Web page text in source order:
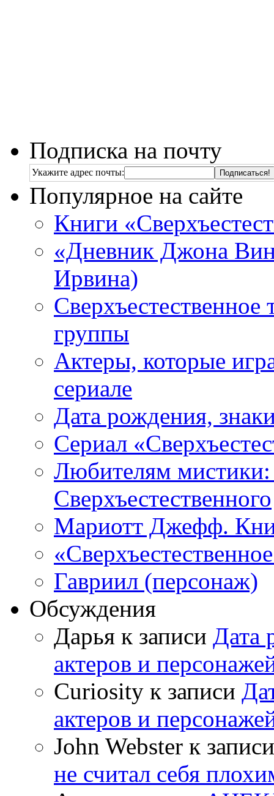
Подписка на почту
Укажите адрес почты:
Популярное на сайте
Книги
«Дневник Джона
Ирвина)
Сверхъестественное
группы
Актеры, которые
сериале
Дата рождения,
Сериал
Любителям
Сверхъестественного
Мариотт Джефф.
Гавриил (персонаж)
Обсуждения
Дарья к записи Дата
актеров и
Curiosity к записи
актеров и
John Webster к
не считал себя